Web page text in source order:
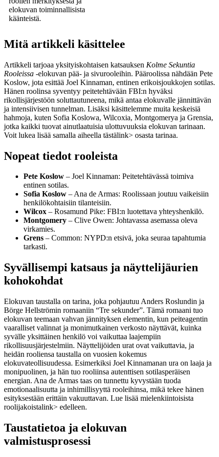
elokuvan toiminnallisista
käänteistä.
Mitä artikkeli käsittelee
Artikkeli tarjoaa yksityiskohtaisen katsauksen Kolme Sekuntia
Rooleissa -elokuvan pää- ja sivurooleihin. Pääroolissa nähdään Pete
Koslow, jota esittää Joel Kinnaman, entinen erikoisjoukkojen sotilas.
Hänen roolinsa syventyy peitetehtävään FBI:n hyväksi
rikollisjärjestöön soluttautuneena, mikä antaa elokuvalle jännittävän
ja intensiivisen tunnelman. Lisäksi käsittelemme muita keskeisiä
hahmoja, kuten Sofia Koslowa, Wilcoxia, Montgomerya ja Grensia,
jotka kaikki tuovat ainutlaatuisia ulottuvuuksia elokuvan tarinaan.
Voit lukea lisää samalla aiheella tästälink> osasta tarinaa.
Nopeat tiedot rooleista
Pete Koslow – Joel Kinnaman: Peitetehtävässä toimiva
entinen sotilas.
Sofia Koslow – Ana de Armas: Roolissaan joutuu vaikeisiin
henkilökohtaisiin tilanteisiin.
Wilcox – Rosamund Pike: FBI:n luotettava yhteyshenkilö.
Montgomery – Clive Owen: Johtavassa asemassa oleva
virkamies.
Grens – Common: NYPD:n etsivä, joka seuraa tapahtumia
tarkasti.
Syvällisempi katsaus ja näyttelijäurien
kohokohdat
Elokuvan taustalla on tarina, joka pohjautuu Anders Roslundin ja
Börge Hellströmin romaaniin “Tre sekunder”. Tämä romaani tuo
elokuvan teemaan vahvan jännityksen elementin, kun peiteagentin
vaaralliset valinnat ja monimutkainen verkosto näyttävät, kuinka
syvälle yksittäinen henkilö voi vaikuttaa laajempiin
rikollisuusjärjestelmiin. Näyttelijöiden urat ovat vaikuttavia, ja
heidän rooliensa taustalla on vuosien kokemus
elokuvateollisuudessa. Esimerkiksi Joel Kinnamanan ura on laaja ja
monipuolinen, ja hän tuo rooliinsa autenttisen sotilasperäisen
energian. Ana de Armas taas on tunnettu kyvystään tuoda
emotionaalisuutta ja inhimillisyyttä rooleihinsa, mikä tekee hänen
esityksestään erittäin vakuuttavan. Lue lisää mielenkiintoisista
roolijakoistalink> edelleen.
Taustatietoa ja elokuvan
valmistusprosessi